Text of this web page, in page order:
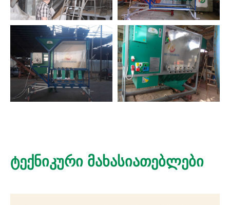
ტექნიკური მახასიათებლები